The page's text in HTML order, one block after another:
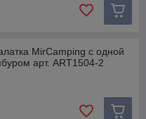
MirCamping c одной
арт. ART1504-2